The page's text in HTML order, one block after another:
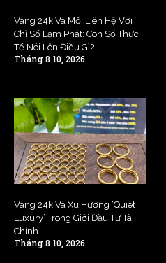
Vàng 24k Và Mối Liên Hệ Với
Chỉ Số Lạm Phát: Con Số Thực
Tế Nói Lên Điều Gì?
Tháng 8 10, 2026
Vàng 24k Và Xu Hướng ‘Quiet
Luxury’ Trong Giới Đầu Tư Tài
Chính
Tháng 8 10, 2026